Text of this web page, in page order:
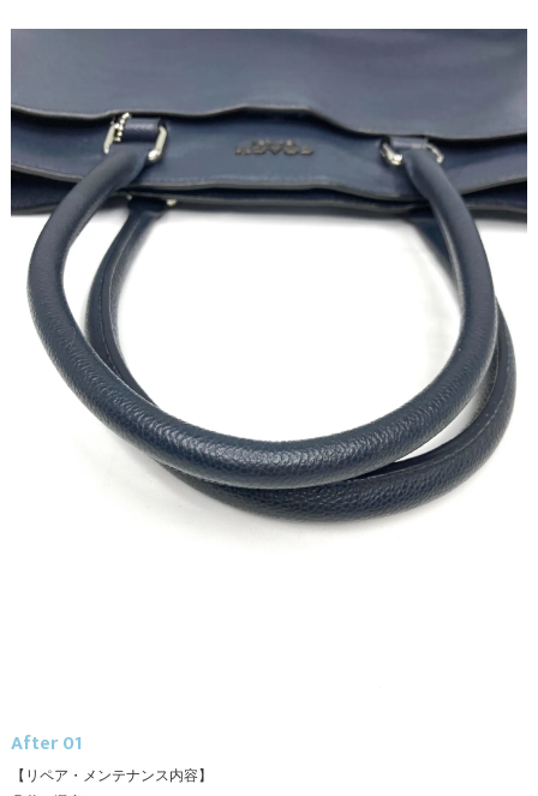
After 01
【リペア・メンテナンス内容】